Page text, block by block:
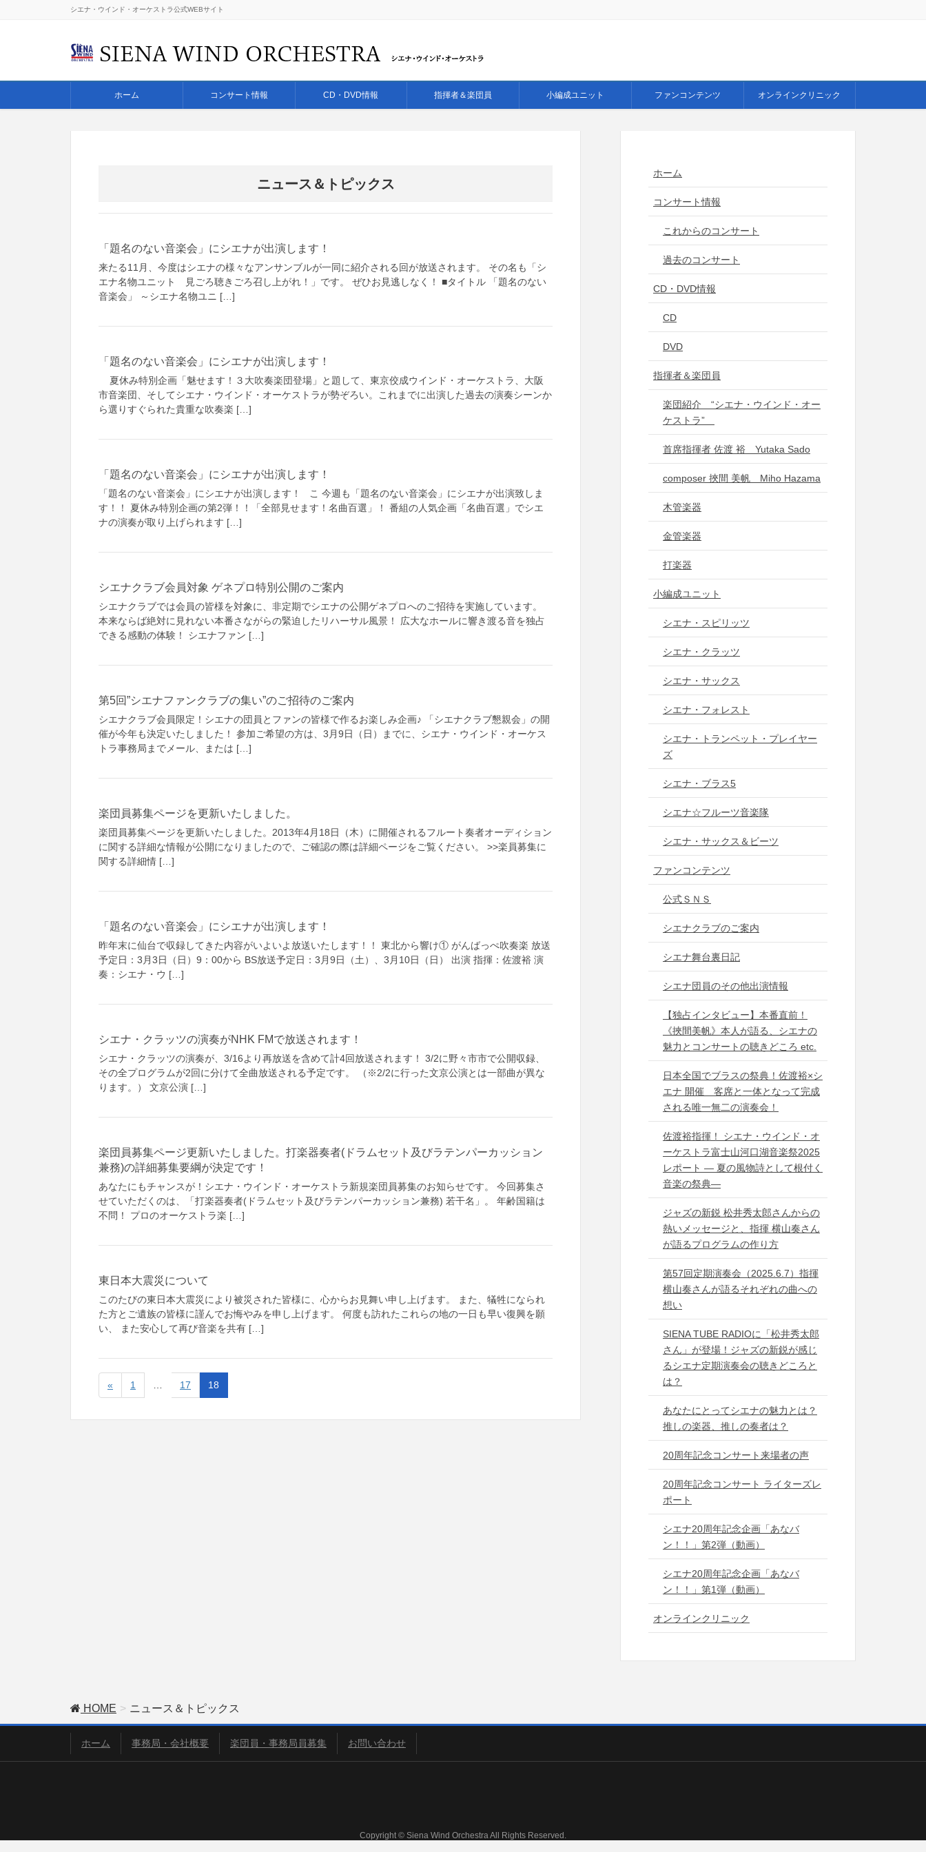
シエナ・ウインド・オーケストラ公式WEBサイト
ホーム コンサート情報 CD・DVD情報 指揮者＆楽団員 小編成ユニット ファンコンテンツ オンラインクリニック
ニュース＆トピックス
「題名のない音楽会」にシエナが出演します！
来たる11月、今度はシエナの様々なアンサンブルが一同に紹介される回が放送されます。 その名も「シ
エナ名物ユニット 見ごろ聴きごろ召し上がれ！」です。 ぜひお見逃しなく！ ■タイトル 「題名のない
音楽会」 ～シエナ名物ユニ […]
「題名のない音楽会」にシエナが出演します！
夏休み特別企画「魅せます！３大吹奏楽団登場」と題して、東京佼成ウインド・オーケストラ、大阪
市音楽団、そしてシエナ・ウインド・オーケストラが勢ぞろい。これまでに出演した過去の演奏シーンか
ら選りすぐられた貴重な吹奏楽 […]
「題名のない音楽会」にシエナが出演します！
「題名のない音楽会」にシエナが出演します！ こ 今週も「題名のない音楽会」にシエナが出演致しま
す！！ 夏休み特別企画の第2弾！！「全部見せます！名曲百選」！ 番組の人気企画「名曲百選」でシエ
ナの演奏が取り上げられます […]
シエナクラブ会員対象 ゲネプロ特別公開のご案内
シエナクラブでは会員の皆様を対象に、非定期でシエナの公開ゲネプロへのご招待を実施しています。
本来ならば絶対に見れない本番さながらの緊迫したリハーサル風景！ 広大なホールに響き渡る音を独占
できる感動の体験！ シエナファン […]
第5回”シエナファンクラブの集い”のご招待のご案内
シエナクラブ会員限定！シエナの団員とファンの皆様で作るお楽しみ企画♪ 「シエナクラブ懇親会」の開
催が今年も決定いたしました！ 参加ご希望の方は、3月9日（日）までに、シエナ・ウインド・オーケス
トラ事務局までメール、または […]
楽団員募集ページを更新いたしました。
楽団員募集ページを更新いたしました。2013年4月18日（木）に開催されるフルート奏者オーディション
に関する詳細な情報が公開になりましたので、ご確認の際は詳細ページをご覧ください。 >>楽員募集に
関する詳細情 […]
「題名のない音楽会」にシエナが出演します！
昨年末に仙台で収録してきた内容がいよいよ放送いたします！！ 東北から響け① がんばっぺ吹奏楽 放送
予定日：3月3日（日）9：00から BS放送予定日：3月9日（土）、3月10日（日） 出演 指揮：佐渡裕 演
奏：シエナ・ウ […]
シエナ・クラッツの演奏がNHK FMで放送されます！
シエナ・クラッツの演奏が、3/16より再放送を含めて計4回放送されます！ 3/2に野々市市で公開収録、
その全プログラムが2回に分けて全曲放送される予定です。 （※2/2に行った文京公演とは一部曲が異な
ります。） 文京公演 […]
楽団員募集ページ更新いたしました。打楽器奏者(ドラムセット及びラテンパーカッション
兼務)の詳細募集要綱が決定です！
あなたにもチャンスが！シエナ・ウインド・オーケストラ新規楽団員募集のお知らせです。 今回募集さ
せていただくのは、「打楽器奏者(ドラムセット及びラテンパーカッション兼務) 若干名」。 年齢国籍は
不問！ プロのオーケストラ楽 […]
東日本大震災について
このたびの東日本大震災により被災された皆様に、心からお見舞い申し上げます。 また、犠牲になられ
た方とご遺族の皆様に謹んでお悔やみを申し上げます。 何度も訪れたこれらの地の一日も早い復興を願
い、 また安心して再び音楽を共有 […]
« 1 17 18
ホーム
コンサート情報
これからのコンサート
過去のコンサート
CD・DVD情報
CD
DVD
指揮者＆楽団員
楽団紹介 “シエナ・ウインド・オー
ケストラ”
首席指揮者 佐渡 裕 Yutaka Sado
composer 挾間 美帆 Miho Hazama
木管楽器
金管楽器
打楽器
小編成ユニット
シエナ・スピリッツ
シエナ・クラッツ
シエナ・サックス
シエナ・フォレスト
シエナ・トランペット・プレイヤー
ズ
シエナ・ブラス5
シエナ☆フルーツ音楽隊
シエナ・サックス＆ビーツ
ファンコンテンツ
公式ＳＮＳ
シエナクラブのご案内
シエナ舞台裏日記
シエナ団員のその他出演情報
【独占インタビュー】本番直前！
《挾間美帆》本人が語る、シエナの
魅力とコンサートの聴きどころ etc.
日本全国でブラスの祭典！佐渡裕×シ
エナ 開催 客席と一体となって完成
される唯一無二の演奏会！
佐渡裕指揮！ シエナ・ウインド・オ
ーケストラ富士山河口湖音楽祭2025
レポート ― 夏の風物詩として根付く
音楽の祭典―
ジャズの新鋭 松井秀太郎さんからの
熱いメッセージと、指揮 横山奏さん
が語るプログラムの作り方
第57回定期演奏会（2025.6.7）指揮
横山奏さんが語るそれぞれの曲への
想い
SIENA TUBE RADIOに「松井秀太郎
さん」が登場！ジャズの新鋭が感じ
るシエナ定期演奏会の聴きどころと
は？
あなたにとってシエナの魅力とは？
推しの楽器、推しの奏者は？
20周年記念コンサート来場者の声
20周年記念コンサート ライターズレ
ポート
シエナ20周年記念企画「あなバ
ン！！」第2弾（動画）
シエナ20周年記念企画「あなバ
ン！！」第1弾（動画）
オンラインクリニック
HOME ニュース＆トピックス
ホーム 事務局・会社概要 楽団員・事務局員募集 お問い合わせ
Copyright © Siena Wind Orchestra All Rights Reserved.